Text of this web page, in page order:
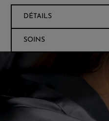
DÉTAILS
SOINS